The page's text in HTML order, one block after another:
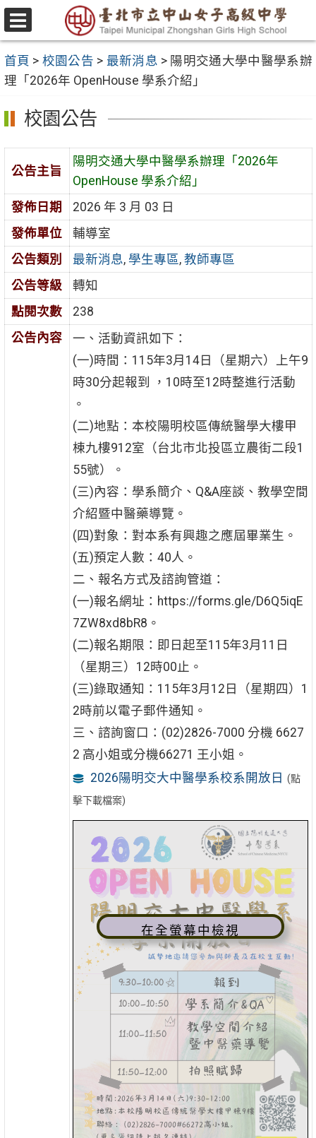
跳
至
要
內
容
區
選
單
首頁 > 校園公告 > 最新消息 > 陽明交通大學中醫學系辦
理「2026年 OpenHouse 學系介紹」
校園公告
公告主旨
陽明交通大學中醫學系辦理「2026年
OpenHouse 學系介紹」
發佈日期
2026 年 3 月 03 日
發佈單位
輔導室
公告類別
最新消息, 學生專區, 教師專區
公告等級
轉知
點閱次數
238
公告內容
一、活動資訊如下：
(一)時間：115年3月14日（星期六）上午9
時30分起報到 ，10時至12時整進行活動
。
(二)地點：本校陽明校區傳統醫學大樓甲
棟九樓912室（台北市北投區立農街二段1
55號）。
(三)內容：學系簡介、Q&A座談、教學空間
介紹暨中醫藥導覽。
(四)對象：對本系有興趣之應屆畢業生。
(五)預定人數：40人。
二、報名方式及諮詢管道：
(一)報名網址：https://forms.gle/D6Q5iqE
7ZW8xd8bR8。
(二)報名期限：即日起至115年3月11日
（星期三）12時00止。
(三)錄取通知：115年3月12日（星期四）1
2時前以電子郵件通知。
三、諮詢窗口：(02)2826-7000 分機 6627
2 高小姐或分機66271 王小姐。
2026陽明交大中醫學系校系開放日 (點
擊下載檔案)
在全螢幕中檢視